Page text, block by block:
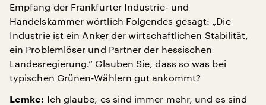
Empfang der Frankfurter Industrie- und
Handelskammer wörtlich Folgendes gesagt: „Die
Industrie ist ein Anker der wirtschaftlichen Stabilität,
ein Problemlöser und Partner der hessischen
Landesregierung.“ Glauben Sie, dass so was bei
typischen Grünen-Wählern gut ankommt?
Lemke: Ich glaube, es sind immer mehr, und es sind